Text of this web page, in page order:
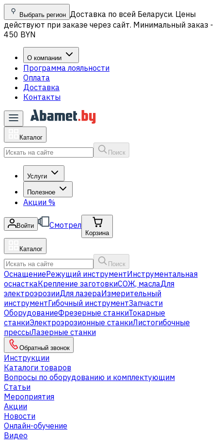
Выбрать регион Доставка по всей Беларуси. Цены
действуют при заказе через сайт. Минимальный заказ -
450 BYN
О компании
Программа лояльности
Оплата
Доставка
Контакты
Каталог
Поиск
Услуги
Полезное
Акции %
Войти Смотрел
Корзина
Каталог
Поиск
ОснащениеРежущий инструментИнструментальная
оснасткаКрепление заготовкиСОЖ, маслаДля
электроэрозииДля лазераИзмерительный
инструментГибочный инструментЗапчасти
ОборудованиеФрезерные станкиТокарные
станкиЭлектроэрозионные станкиЛистогибочные
прессыЛазерные станки
Обратный звонок
Инструкции
Каталоги товаров
Вопросы по оборудованию и комплектующим
Статьи
Мероприятия
Акции
Новости
Онлайн-обучение
Видео